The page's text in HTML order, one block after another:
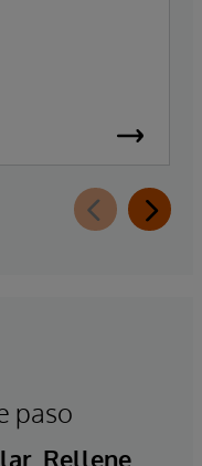
paso
Rellene